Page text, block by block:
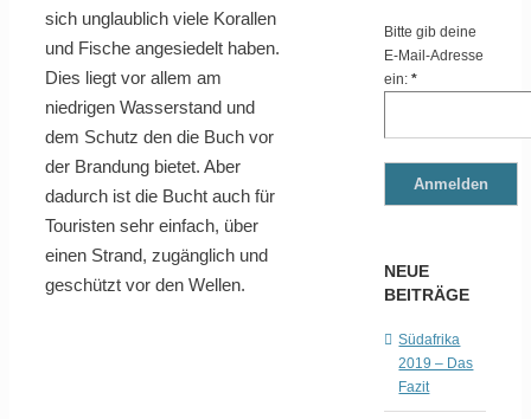
sich unglaublich viele Korallen
und Fische angesiedelt haben.
Dies liegt vor allem am
niedrigen Wasserstand und
dem Schutz den die Buch vor
der Brandung bietet. Aber
dadurch ist die Bucht auch für
Touristen sehr einfach, über
einen Strand, zugänglich und
geschützt vor den Wellen.
Bitte gib deine
E-Mail-Adresse
ein:*
NEUE
BEITRÄGE
Südafrika
2019 – Das
Fazit